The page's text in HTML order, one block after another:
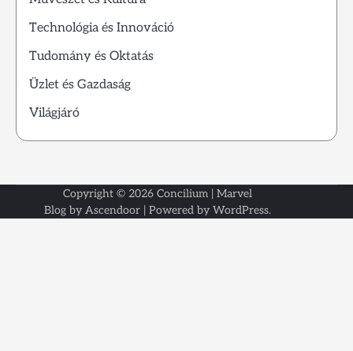
Technológia és Innováció
Tudomány és Oktatás
Üzlet és Gazdaság
Világjáró
Copyright © 2026 Concilium | Marvel
Blog by Ascendoor | Powered by WordPress.